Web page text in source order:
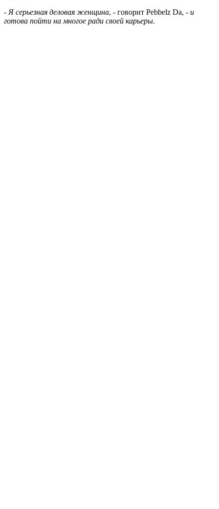
- Я серьезная деловая женщина, - говорит Pebbelz Da, - и
готова пойти на многое ради своей карьеры.